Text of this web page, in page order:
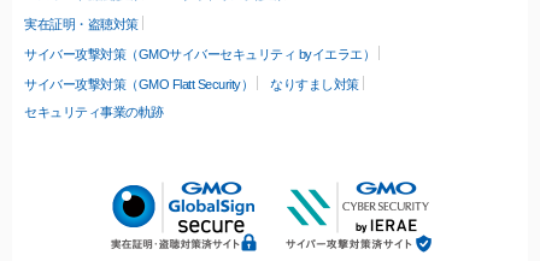
実在証明・盗聴対策
サイバー攻撃対策（GMOサイバーセキュリティ byイエラエ）
サイバー攻撃対策（GMO Flatt Security）
なりすまし対策
セキュリティ事業の軌跡